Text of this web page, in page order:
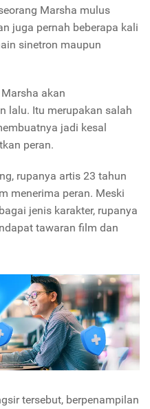
Marsha mulus
juga pernah beberapa kali
sinetron maupun
akan
lalu. Itu merupakan salah
jadi kesal
peran.
rupanya artis 23 tahun
menerima peran. Meski
jenis karakter, rupanya
tawaran film dan
tersebut, berpenampilan